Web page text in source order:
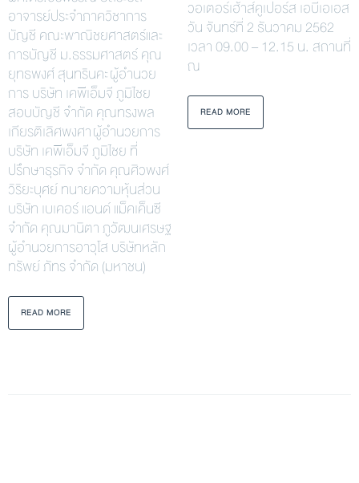
อาจารย์ประจำภาควิชาการ
บัญชี คณะพาณิชยศาสตร์และ
การบัญชี ม.ธรรมศาสตร์ คุณ
ยุทธพงศ์ สุนทรินคะ ผู้อำนวย
การ บริษัท เคพีเอ็มจี ภูมิไชย
สอบบัญชี จำกัด คุณทรงพล
เกียรติเลิศพงศา ผู้อำนวยการ
บริษัท เคพีเอ็มจี ภูมิไชย ที่
ปรึกษาธุรกิจ จำกัด คุณศิวพงศ์
วิริยะบุศย์ ทนายความหุ้นส่วน
บริษัท เบเคอร์ แอนด์ แม็คเค็นซี
จำกัด คุณมานิตา ภูวัฒนเศรษฐ
ผู้อำนวยการอาวุโส บริษัทหลัก
ทรัพย์ ภัทร จำกัด (มหาชน)
READ MORE
วอเตอร์เฮ้าส์คูเปอร์ส เอบีเอเอส
วัน จันทร์ที่ 2 ธันวาคม 2562
เวลา 09.00 – 12.15 น. สถานที่
ณ
READ MORE